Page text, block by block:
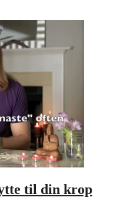
til din krop